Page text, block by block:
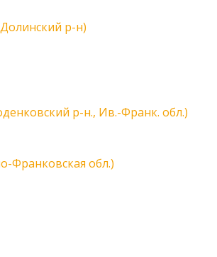
р-н)
р-н., Ив.-Франк. обл.)
Франковская обл.)